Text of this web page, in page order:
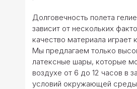
Долговечность полета
зависит от нескольких
качество материала играет
Мы предлагаем только
латексные шары, которые
воздухе от 6 до 12 часов в
условий окружающей